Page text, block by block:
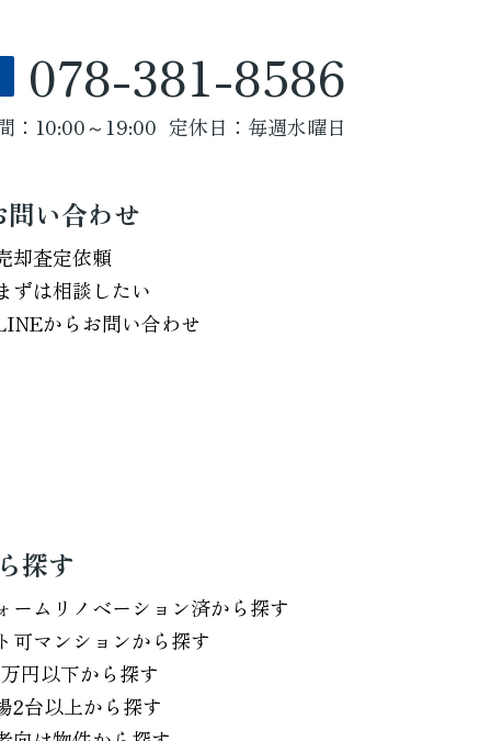
078-381-8586
：10:00～19:00 定休日：毎週水曜日
問い合わせ
却査定依頼
ずは相談したい
からお問い合わせ
探す
ームリノベーション済から探す
可マンションから探す
円以下から探す
2台以上から探す